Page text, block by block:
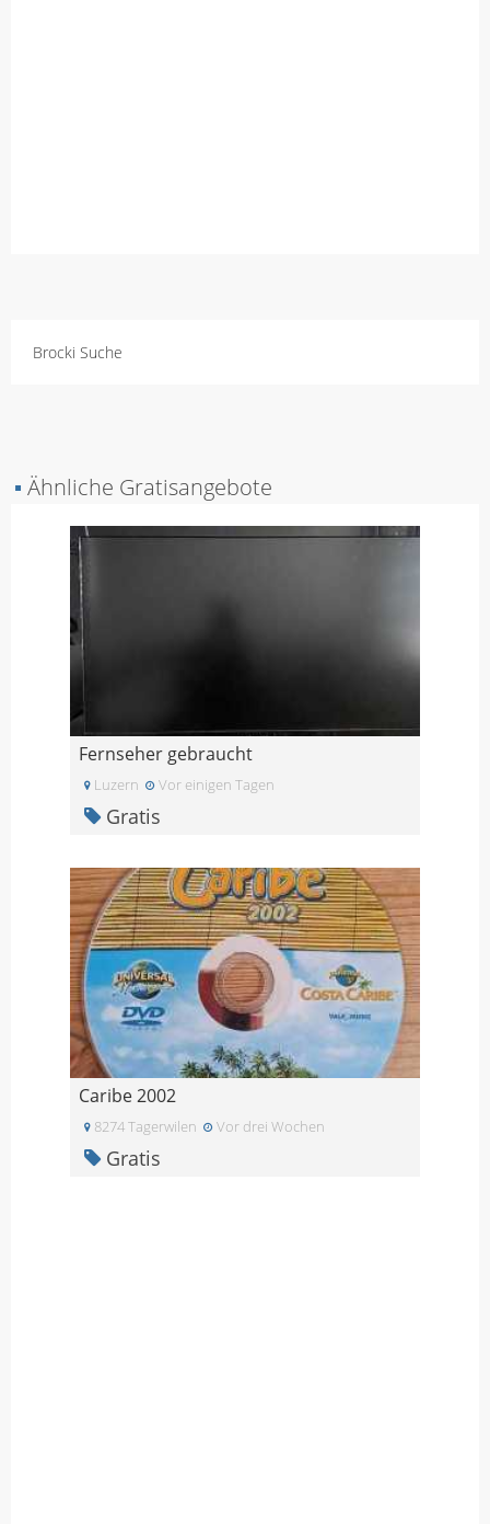
Brocki Suche
▪ Ähnliche Gratisangebote
Fernseher gebraucht
Luzern Vor einigen Tagen
Gratis
Caribe 2002
8274 Tagerwilen Vor drei Wochen
Gratis